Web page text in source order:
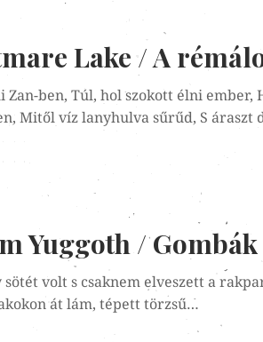
Lake / A
Zan-ben, Túl, hol szokott élni
Mitől víz lanyhulva sűrűd, S áraszt
Yuggoth /
sötét volt s csaknem elveszett a
át lám, tépett törzsű…